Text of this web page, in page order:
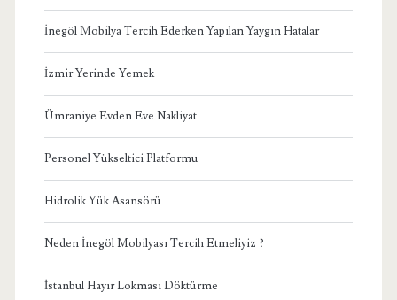
İnegöl Mobilya Tercih Ederken Yapılan Yaygın Hatalar
İzmir Yerinde Yemek
Ümraniye Evden Eve Nakliyat
Personel Yükseltici Platformu
Hidrolik Yük Asansörü
Neden İnegöl Mobilyası Tercih Etmeliyiz ?
İstanbul Hayır Lokması Döktürme